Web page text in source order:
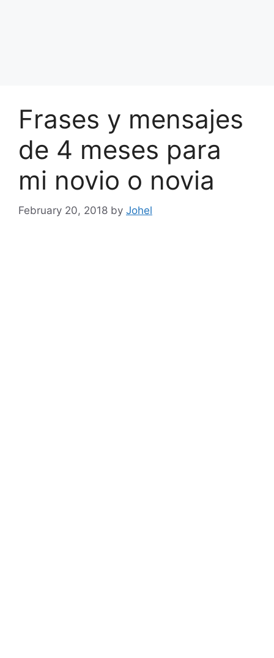
Frases y mensajes
de 4 meses para
mi novio o novia
February 20, 2018 by Johel